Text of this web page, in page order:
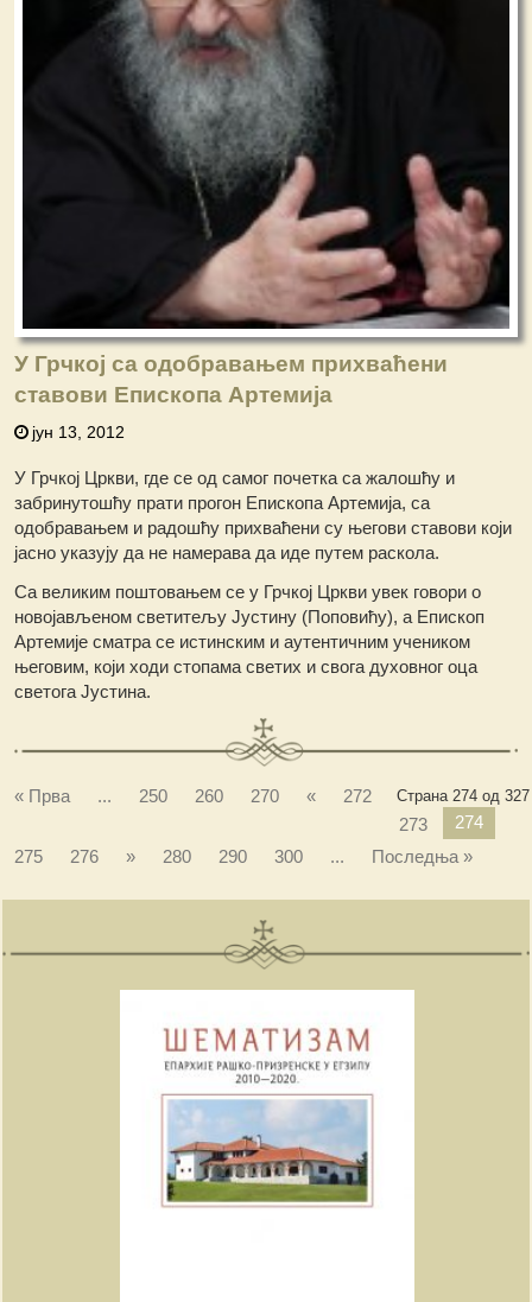
У Грчкој са одобравањем прихваћени
ставови Епископа Артемија
јун 13, 2012
У Грчкој Цркви, где се од самог почетка са жалошћу и
забринутошћу прати прогон Епископа Артемија, са
одобравањем и радошћу прихваћени су његови ставови који
јасно указују да не намерава да иде путем раскола.
Са великим поштовањем се у Грчкој Цркви увек говори о
новојављеном светитељу Јустину (Поповићу), а Епископ
Артемије сматра се истинским и аутентичним учеником
његовим, који ходи стопама светих и свога духовног оца
светога Јустина.
Страна 274 од 327
« Прва ... 250 260 270 «
272
273
274
275
276 » 280 290 300 ... Последња »